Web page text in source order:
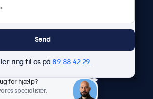
Dansk
Send
ring til os på 89 88 42 29
for hjælp?
specialister.